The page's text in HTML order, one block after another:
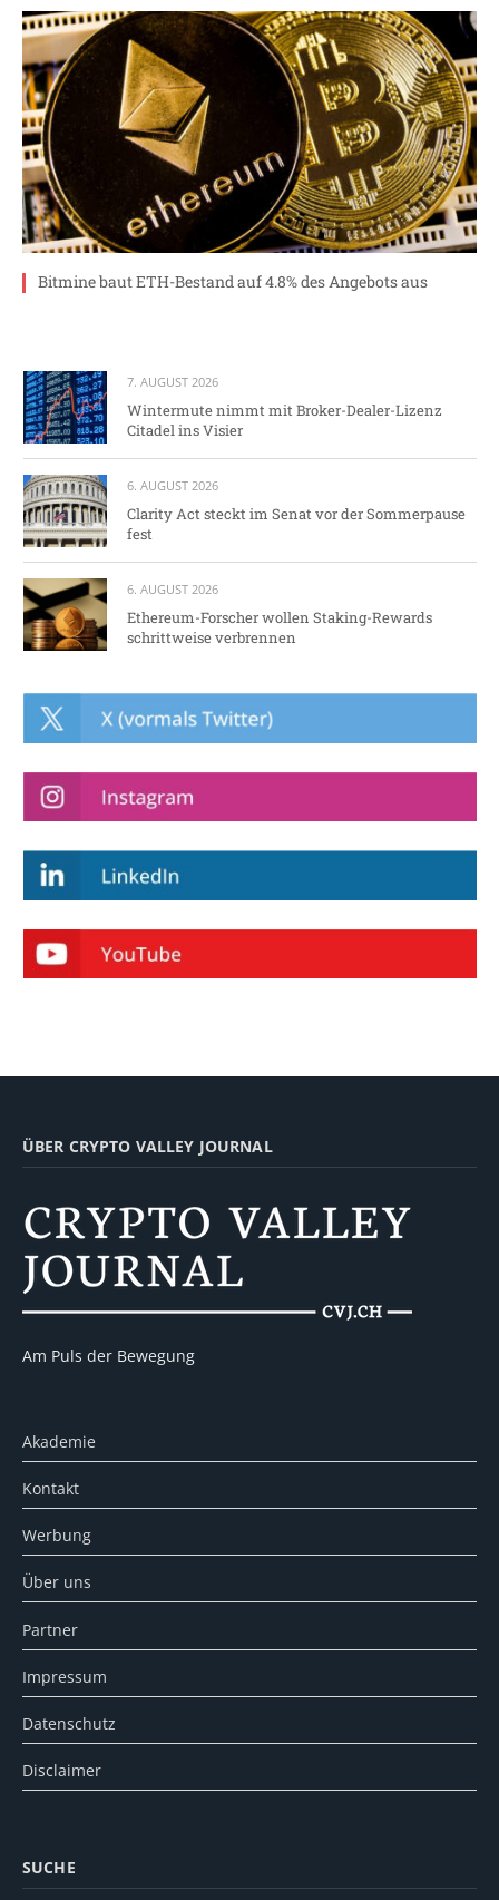
Bitmine baut ETH-Bestand auf 4.8% des Angebots aus
7. AUGUST 2026
Wintermute nimmt mit Broker-Dealer-Lizenz
Citadel ins Visier
6. AUGUST 2026
Clarity Act steckt im Senat vor der Sommerpause
fest
6. AUGUST 2026
Ethereum-Forscher wollen Staking-Rewards
schrittweise verbrennen
ÜBER CRYPTO VALLEY JOURNAL
Am Puls der Bewegung
Akademie
Kontakt
Werbung
Über uns
Partner
Impressum
Datenschutz
Disclaimer
SUCHE